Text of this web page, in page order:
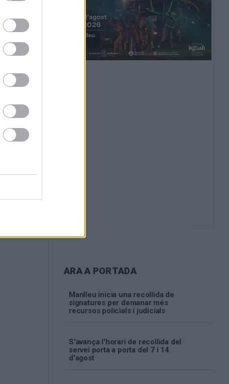
ARA A PORTADA
Manlleu inicia una recollida de
signatures per demanar més
recursos policials i judicials
S'avança l'horari de recollida del
servei porta a porta del 7 i 14
d'agost